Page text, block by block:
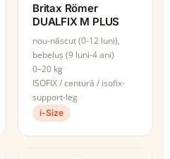
Britax Römer
DUALFIX M PLUS
nou-născut (0-12 luni),
bebeluș (9 luni-4 ani)
0–20 kg
ISOFIX / centură / isofix-
support-leg
i-Size